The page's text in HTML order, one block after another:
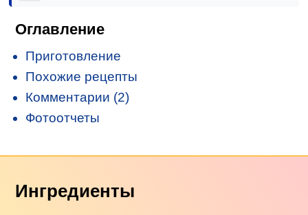
Оглавление
Приготовление
Похожие рецепты
Комментарии (2)
Фотоотчеты
Ингредиенты